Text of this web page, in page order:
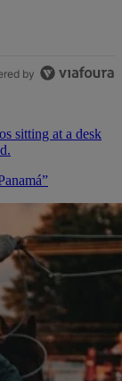
by